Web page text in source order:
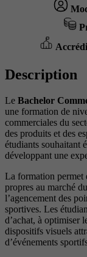
Description
Le Bachelor
une formation de
commerciales du
des produits et des
étudiants souhaitant
développant une
La formation permet
propres au marché
l’agencement des
sportives. Les
d’achat, à optimiser
dispositifs visuels
d’événements